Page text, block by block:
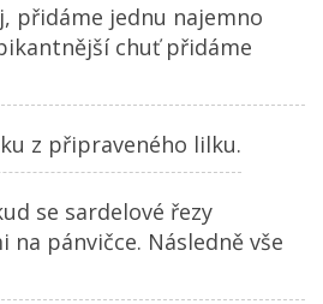
přidáme jednu najemno
chuť přidáme
z připraveného lilku.
se sardelové řezy
pánvičce. Následně vše